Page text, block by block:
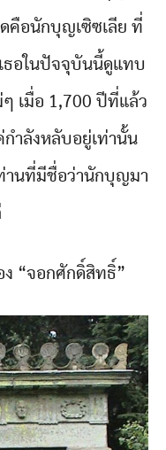
ดคือนักบุญเซิซเลีย ที่
ธอในปัจจุบันนี้ดูแทบ
ๆ เมื่อ 1,700 ปีที่แล้ว
ำลังหลับอยู่เท่านั้น
นที่มีชื่อว่านักบุญมา
“จอกศักดิ์สิทธิ์”